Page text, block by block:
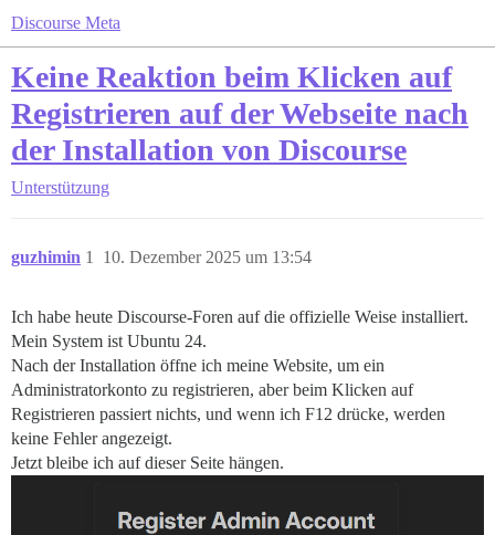
Discourse Meta
Keine Reaktion beim Klicken auf
Registrieren auf der Webseite nach
der Installation von Discourse
Unterstützung
guzhimin 10. Dezember 2025 um 13:54
1
Ich habe heute Discourse-Foren auf die offizielle Weise installiert.
Mein System ist Ubuntu 24.
Nach der Installation öffne ich meine Website, um ein
Administratorkonto zu registrieren, aber beim Klicken auf
Registrieren passiert nichts, und wenn ich F12 drücke, werden
keine Fehler angezeigt.
Jetzt bleibe ich auf dieser Seite hängen.